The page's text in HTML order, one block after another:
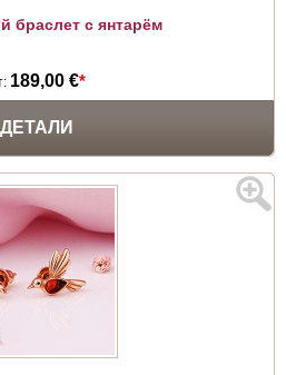
браслет с янтарём
189,00 €*
ДЕТАЛИ